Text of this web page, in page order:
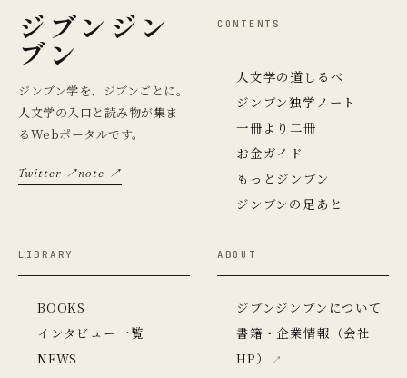
ジブンジン
ブン
ジンブン学を、ジブンごとに。
人文学の入口と読み物が集ま
るWebポータルです。
Twitter ↗note ↗
CONTENTS
人文学の道しるべ
ジンブン独学ノート
一冊より二冊
お金ガイド
もっとジンブン
ジンブンの足あと
LIBRARY
BOOKS
インタビュー一覧
NEWS
ABOUT
ジブンジンブンについて
書籍・企業情報（会社
HP）